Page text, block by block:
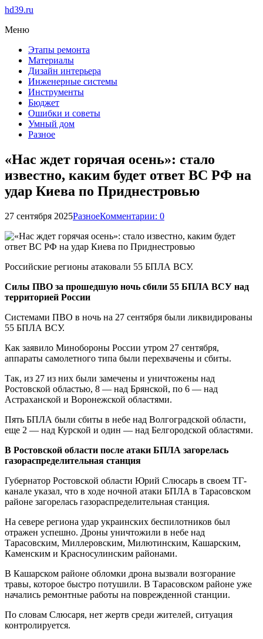
hd39.ru
Меню
Этапы ремонта
Материалы
Дизайн интерьера
Инженерные системы
Инструменты
Бюджет
Ошибки и советы
Умный дом
Разное
«Нас ждет горячая осень»: стало
известно, каким будет ответ ВС РФ на
удар Киева по Приднестровью
27 сентября 2025РазноеКомментарии: 0
Российские регионы атаковали 55 БПЛА ВСУ.
Силы ПВО за прошедшую ночь сбили 55 БПЛА ВСУ над
территорией России
Системами ПВО в ночь на 27 сентября были ликвидированы
55 БПЛА ВСУ.
Как заявило Минобороны России утром 27 сентября,
аппараты самолетного типа были перехвачены и сбиты.
Так, из 27 из них были замечены и уничтожены над
Ростовской областью, 8 — над Брянской, по 6 — над
Астраханской и Воронежской областями.
Пять БПЛА были сбиты в небе над Волгоградской области,
еще 2 — над Курской и один — над Белгородской областями.
В Ростовской области после атаки БПЛА загорелась
газораспределительная станция
Губернатор Ростовской области Юрий Слюсарь в своем ТГ-
канале указал, что в ходе ночной атаки БПЛА в Тарасовском
районе загорелась газораспределительная станция.
На севере региона удар украинских беспилотников был
отражен успешно. Дроны уничтожили в небе над
Тарасовским, Миллеровским, Милютинским, Кашарским,
Каменским и Красносулинским районами.
В Кашарском районе обломки дрона вызвали возгорание
травы, которое быстро потушили. В Тарасовском районе уже
начались ремонтные работы на поврежденной станции.
По словам Слюсаря, нет жертв среди жителей, ситуация
контролируется.